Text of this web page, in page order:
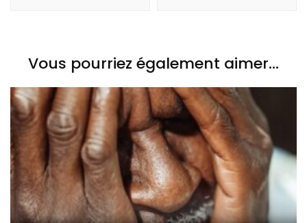
Vous pourriez également aimer...